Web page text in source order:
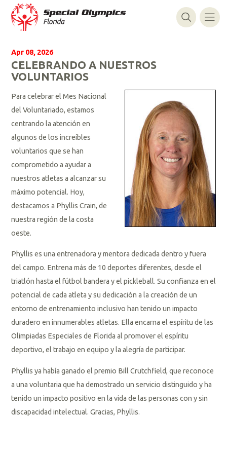
Apr 08, 2026
CELEBRANDO A NUESTROS
VOLUNTARIOS
Para celebrar el Mes Nacional
del Voluntariado, estamos
centrando la atención en
algunos de los increíbles
voluntarios que se han
comprometido a ayudar a
nuestros atletas a alcanzar su
máximo potencial. Hoy,
destacamos a Phyllis Crain, de
nuestra región de la costa
oeste.
Phyllis es una entrenadora y mentora dedicada dentro y fuera
del campo. Entrena más de 10 deportes diferentes, desde el
triatlón hasta el fútbol bandera y el pickleball. Su confianza en el
potencial de cada atleta y su dedicación a la creación de un
entorno de entrenamiento inclusivo han tenido un impacto
duradero en innumerables atletas. Ella encarna el espíritu de las
Olimpiadas Especiales de Florida al promover el espíritu
deportivo, el trabajo en equipo y la alegría de participar.
Phyllis ya había ganado el premio Bill Crutchfield, que reconoce
a una voluntaria que ha demostrado un servicio distinguido y ha
tenido un impacto positivo en la vida de las personas con y sin
discapacidad intelectual. Gracias, Phyllis.